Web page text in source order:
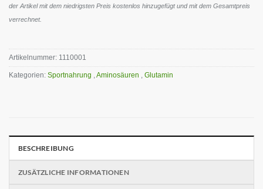
der Artikel mit dem niedrigsten Preis kostenlos hinzugefügt und mit dem Gesamtpreis
verrechnet.
Artikelnummer: 1110001
Kategorien: Sportnahrung ,Aminosäuren , Glutamin
BESCHREIBUNG
ZUSÄTZLICHE INFORMATIONEN